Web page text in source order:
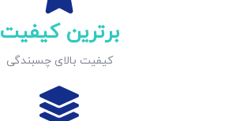
برترین کیفیت
کیفیت بالای چسبندگی